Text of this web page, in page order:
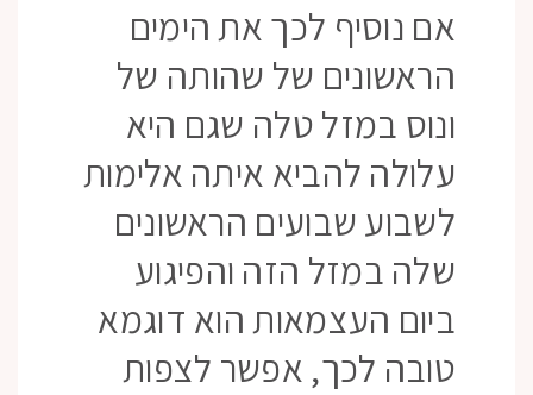
אם נוסיף לכך את הימים
הראשונים של שהותה של
ונוס במזל טלה שגם היא
עלולה להביא איתה אלימות
לשבוע שבועים הראשונים
שלה במזל הזה והפיגוע
ביום העצמאות הוא דוגמא
טובה לכך, אפשר לצפות